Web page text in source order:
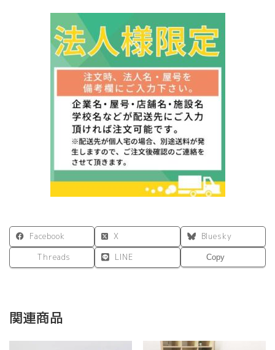
Facebook X
Bluesky
Threads
LINE Copy
関連商品